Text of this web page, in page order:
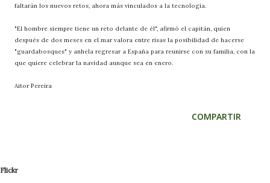
faltarán los nuevos retos, ahora más vinculados a la tecnología.
"El hombre siempre tiene un reto delante de él", afirmó el capitán, quien
después de dos meses en el mar valora entre risas la posibilidad de hacerse
"guardabosques" y anhela regresar a España para reunirse con su familia, con la
que quiere celebrar la navidad aunque sea en enero.
Aitor Pereira
COMPARTIR
Flickr